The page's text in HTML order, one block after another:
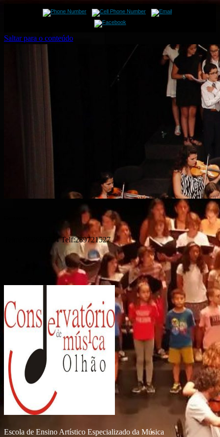
Saltar para o conteúdo
Telm: 969605734 Telf:289721527
Escola de Ensino Artístico Especializado da Música